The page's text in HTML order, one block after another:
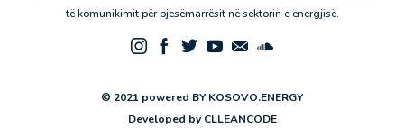
të komunikimit për pjesëmarrësit në sektorin e energjisë.
© 2021 powered BY KOSOVO.ENERGY
Developed by CLLEANCODE